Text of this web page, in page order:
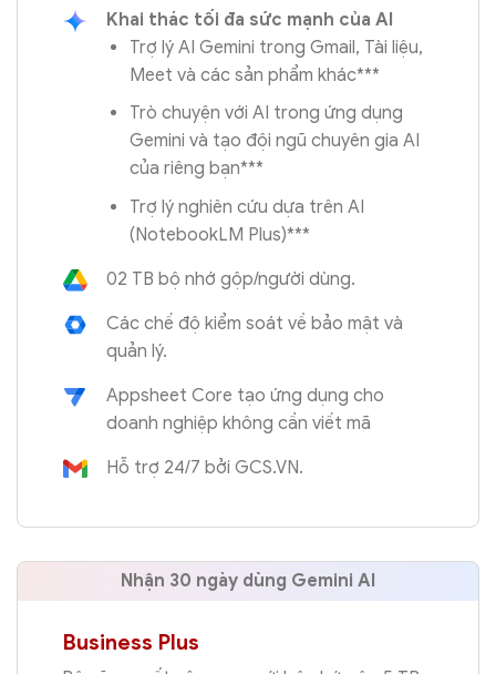
Khai thác tối đa sức mạnh của AI
Trợ lý AI Gemini trong Gmail, Tài liệu,
Meet và các sản phẩm khác***
Trò chuyện với AI trong ứng dụng
Gemini và tạo đội ngũ chuyên gia AI
của riêng bạn***
Trợ lý nghiên cứu dựa trên AI
(NotebookLM Plus)***
02 TB bộ nhớ gộp/người dùng.
Các chế độ kiểm soát về bảo mật và
quản lý.
Appsheet Core tạo ứng dụng cho
doanh nghiệp không cần viết mã
Hỗ trợ 24/7 bởi GCS.VN.
Nhận 30 ngày dùng Gemini AI
Business Plus